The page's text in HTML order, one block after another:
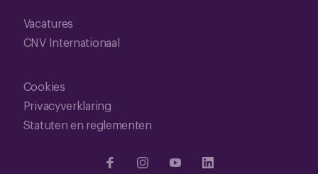
Vacatures
CNV Internationaal
Cookies
Privacyverklaring
Statuten en reglementen